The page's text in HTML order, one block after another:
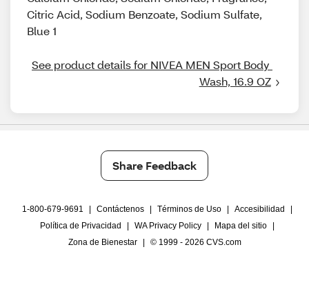
Citric Acid, Sodium Benzoate, Sodium Sulfate,
Blue 1
See product details for NIVEA MEN Sport Body
Wash, 16.9 OZ
Share Feedback
1-800-679-9691 Contáctenos Términos de Uso Accesibilidad
Política de Privacidad
WA Privacy Policy Mapa del sitio
Zona de Bienestar
© 1999 - 2026 CVS.com